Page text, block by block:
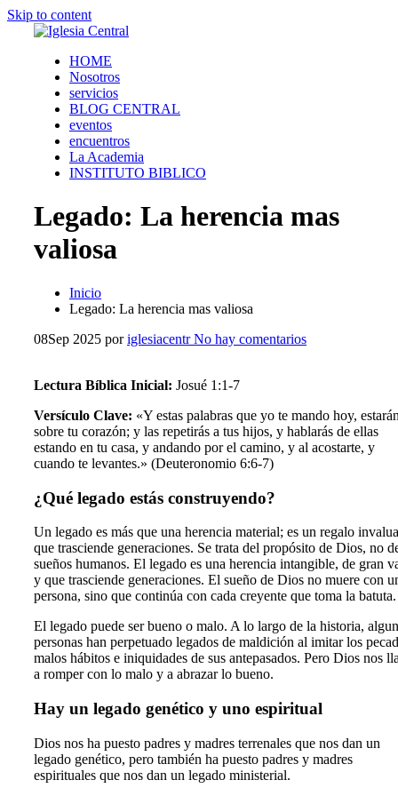
Skip to content
HOME
Nosotros
servicios
BLOG CENTRAL
eventos
encuentros
La Academia
INSTITUTO BIBLICO
Legado: La herencia mas
valiosa
Inicio
Legado: La herencia mas valiosa
08Sep 2025 poriglesiacentrNo hay comentarios
Lectura Bíblica Inicial: Josué 1:1-7
Versículo Clave: «Y estas palabras que yo te mando hoy,
sobre tu corazón; y las repetirás a tus hijos, y hablarás de ellas
estando en tu casa, y andando por el camino, y al acostarte, y
cuando te levantes.» (Deuteronomio 6:6-7)
¿Qué legado estás construyendo?
Un legado es más que una herencia material; es un regalo
que trasciende generaciones. Se trata del propósito de Dios, no
sueños humanos. El legado es una herencia intangible, de gran
y que trasciende generaciones. El sueño de Dios no muere con
persona, sino que continúa con cada creyente que toma la batuta.
El legado puede ser bueno o malo. A lo largo de la historia,
personas han perpetuado legados de maldición al imitar los
malos hábitos e iniquidades de sus antepasados. Pero Dios nos
a romper con lo malo y a abrazar lo bueno.
Hay un legado genético y uno espiritual
Dios nos ha puesto padres y madres terrenales que nos dan un
legado genético, pero también ha puesto padres y madres
espirituales que nos dan un legado ministerial.